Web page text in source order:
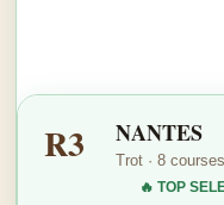
R3 NANTES
Trot · 8
🔥 TOP